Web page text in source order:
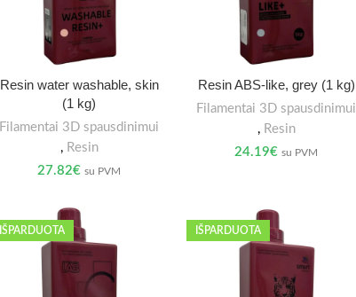
Resin water washable, skin
(1 kg)
Filamentai 3D spausdinimui
, Resin
27.82€ su PVM
Resin ABS-like, grey (1 kg)
Filamentai 3D spausdinimui
, Resin
24.19€ su PVM
IŠPARDUOTA IŠPARDUOTA